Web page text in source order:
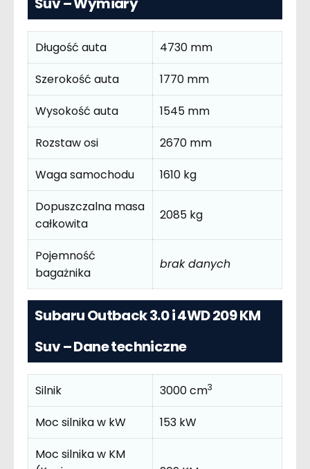
Długość auta
4730 mm
Szerokość auta
1770 mm
Wysokość auta
1545 mm
Rozstaw osi
2670 mm
Waga samochodu
1610 kg
Dopuszczalna masa
całkowita
2085 kg
Pojemność
bagażnika
brak danych
Subaru Outback 3.0 i 4WD 209 KM
Suv – Dane techniczne
Silnik 3000 cm3
Moc silnika w kW
153 kW
Moc silnika w KM